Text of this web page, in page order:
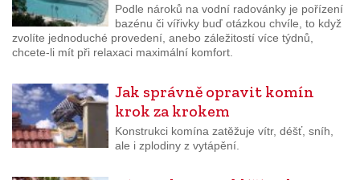
Podle nároků na vodní radovánky je pořízení
bazénu či vířivky buď otázkou chvíle, to když
zvolíte jednoduché provedení, anebo záležitostí více týdnů,
chcete-li mít při relaxaci maximální komfort.
Jak správně opravit komín
krok za krokem
Konstrukci komína zatěžuje vítr, déšť, sníh,
ale i zplodiny z vytápění.